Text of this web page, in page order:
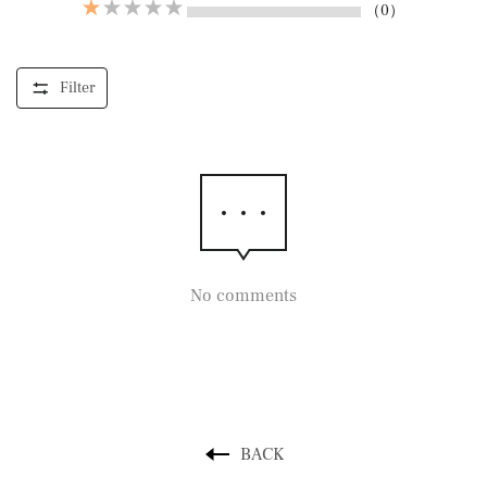
（0）
Filter
No comments
BACK